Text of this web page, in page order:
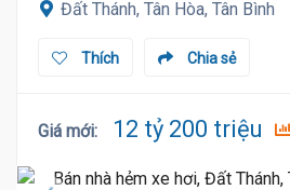
Đất Thánh, Tân Hòa, Tân Bình
Chia sẻ
Thích
Giá mới: 12 tỷ 200 triệu